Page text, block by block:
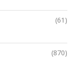
(61)
(870)